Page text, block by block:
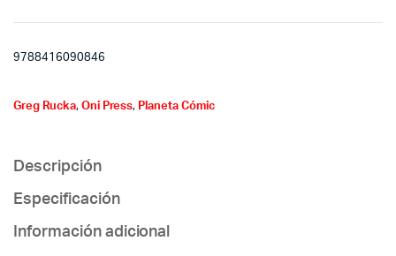
9788416090846
Greg Rucka, Oni Press, Planeta Cómic
Descripción
Especificación
Información adicional